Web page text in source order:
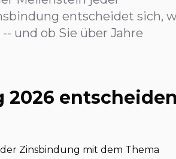
entscheidet sich,
und ob Sie über Jahre
Zinsbindung mit dem Thema